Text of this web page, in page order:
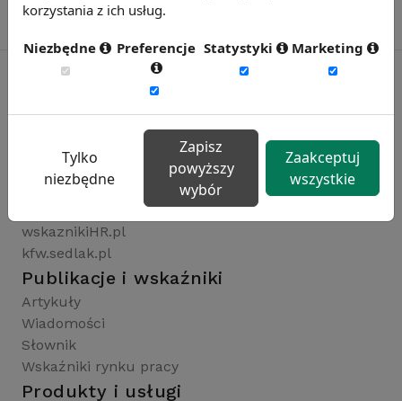
Rynekpracy.pl
wynagrodzenia.pl
raportyplacowe.pl
wskaznikiHR.pl
kfw.sedlak.pl
Publikacje i wskaźniki
Artykuły
Wiadomości
Słownik
Wskaźniki rynku pracy
Produkty i usługi
korzystania z ich usług.
Niezbędne Preferencje Statystyki Marketing
Tylko
niezbędne
Zapisz
powyższy
wybór
Zaakceptuj
wszystkie